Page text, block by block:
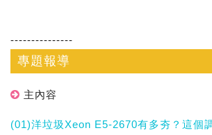
---------------
專題報導
主內容
(01)洋垃圾Xeon E5-2670有多夯？這個